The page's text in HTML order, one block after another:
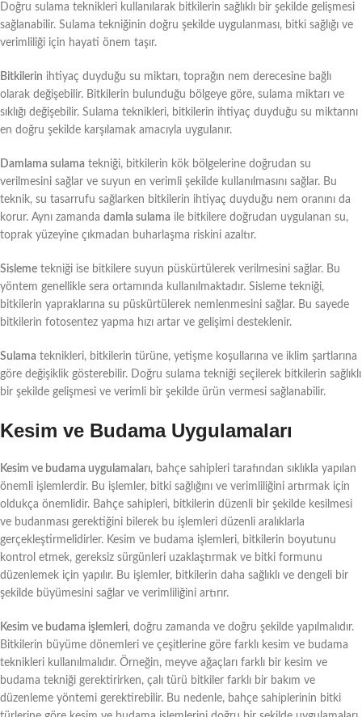
Doğru sulama teknikleri kullanılarak bitkilerin sağlıklı bir şekilde gelişmesi
sağlanabilir. Sulama tekniğinin doğru şekilde uygulanması, bitki sağlığı ve
verimliliği için hayati önem taşır.
Bitkilerin ihtiyaç duyduğu su miktarı, toprağın nem derecesine bağlı
olarak değişebilir. Bitkilerin bulunduğu bölgeye göre, sulama miktarı ve
sıklığı değişebilir. Sulama teknikleri, bitkilerin ihtiyaç duyduğu su miktarını
en doğru şekilde karşılamak amacıyla uygulanır.
Damlama sulama tekniği, bitkilerin kök bölgelerine doğrudan su
verilmesini sağlar ve suyun en verimli şekilde kullanılmasını sağlar. Bu
teknik, su tasarrufu sağlarken bitkilerin ihtiyaç duyduğu nem oranını da
korur. Aynı zamanda damla sulama ile bitkilere doğrudan uygulanan su,
toprak yüzeyine çıkmadan buharlaşma riskini azaltır.
Sisleme tekniği ise bitkilere suyun püskürtülerek verilmesini sağlar. Bu
yöntem genellikle sera ortamında kullanılmaktadır. Sisleme tekniği,
bitkilerin yapraklarına su püskürtülerek nemlenmesini sağlar. Bu sayede
bitkilerin fotosentez yapma hızı artar ve gelişimi desteklenir.
Sulama teknikleri, bitkilerin türüne, yetişme koşullarına ve iklim şartlarına
göre değişiklik gösterebilir. Doğru sulama tekniği seçilerek bitkilerin sağlıklı
bir şekilde gelişmesi ve verimli bir şekilde ürün vermesi sağlanabilir.
Kesim ve Budama Uygulamaları
Kesim ve budama uygulamaları, bahçe sahipleri tarafından sıklıkla yapılan
önemli işlemlerdir. Bu işlemler, bitki sağlığını ve verimliliğini artırmak için
oldukça önemlidir. Bahçe sahipleri, bitkilerin düzenli bir şekilde kesilmesi
ve budanması gerektiğini bilerek bu işlemleri düzenli aralıklarla
gerçekleştirmelidirler. Kesim ve budama işlemleri, bitkilerin boyutunu
kontrol etmek, gereksiz sürgünleri uzaklaştırmak ve bitki formunu
düzenlemek için yapılır. Bu işlemler, bitkilerin daha sağlıklı ve dengeli bir
şekilde büyümesini sağlar ve verimliliğini artırır.
Kesim ve budama işlemleri, doğru zamanda ve doğru şekilde yapılmalıdır.
Bitkilerin büyüme dönemleri ve çeşitlerine göre farklı kesim ve budama
teknikleri kullanılmalıdır. Örneğin, meyve ağaçları farklı bir kesim ve
budama tekniği gerektirirken, çalı türü bitkiler farklı bir bakım ve
düzenleme yöntemi gerektirebilir. Bu nedenle, bahçe sahiplerinin bitki